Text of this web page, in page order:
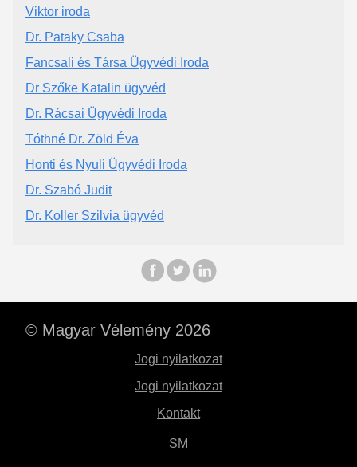
Viktor iroda
Dr. Pataky Csaba
Fancsali és Társa Ügyvédi Iroda
Dr Szőke Katalin ügyvéd
Dr. Rácsai Ügyvédi Iroda
Tóthné Dr. Zöld Éva
Honti és Nyuli Ügyvédi Iroda
Dr. Szabó Judit
Dr. Koller Szilvia ügyvéd
© Magyar Vélemény 2026
Jogi nyilatkozat
Jogi nyilatkozat
Kontakt
SM